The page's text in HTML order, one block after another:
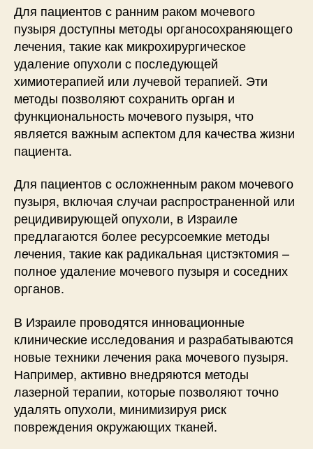
Для пациентов с ранним раком мочевого
пузыря доступны методы органосохраняющего
лечения, такие как микрохирургическое
удаление опухоли с последующей
химиотерапией или лучевой терапией. Эти
методы позволяют сохранить орган и
функциональность мочевого пузыря, что
является важным аспектом для качества жизни
пациента.
Для пациентов с осложненным раком мочевого
пузыря, включая случаи распространенной или
рецидивирующей опухоли, в Израиле
предлагаются более ресурсоемкие методы
лечения, такие как радикальная цистэктомия –
полное удаление мочевого пузыря и соседних
органов.
В Израиле проводятся инновационные
клинические исследования и разрабатываются
новые техники лечения рака мочевого пузыря.
Например, активно внедряются методы
лазерной терапии, которые позволяют точно
удалять опухоли, минимизируя риск
повреждения окружающих тканей.